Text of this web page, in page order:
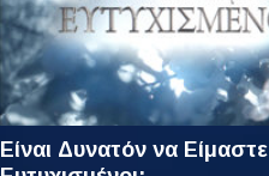
Είναι Δυνατόν να Είμαστε